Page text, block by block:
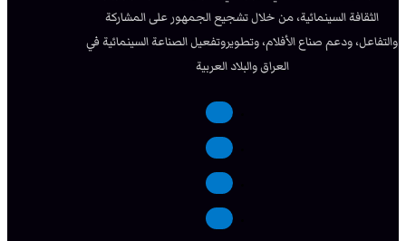
الثقافة السينمائية، من خلال تشجيع الجمهور على المشاركة
والتفاعل، ودعم صناع الأفلام، وتطويروتفعيل الصناعة السينمائية في
العراق والبلاد العربية